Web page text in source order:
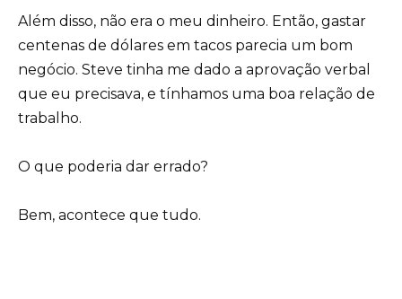
Além disso, não era o meu dinheiro. Então, gastar
centenas de dólares em tacos parecia um bom
negócio. Steve tinha me dado a aprovação verbal
que eu precisava, e tínhamos uma boa relação de
trabalho.
O que poderia dar errado?
Bem, acontece que tudo.